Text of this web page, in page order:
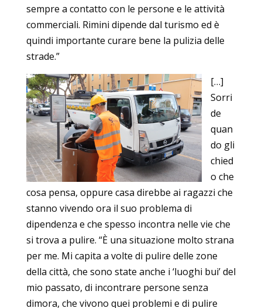
sempre a contatto con le persone e le attività
commerciali. Rimini dipende dal turismo ed è
quindi importante curare bene la pulizia delle
strade.”
[…]
Sorri
de
quan
do gli
chied
o che
cosa pensa, oppure casa direbbe ai ragazzi che
stanno vivendo ora il suo problema di
dipendenza e che spesso incontra nelle vie che
si trova a pulire. “È una situazione molto strana
per me. Mi capita a volte di pulire delle zone
della città, che sono state anche i ‘luoghi bui’ del
mio passato, di incontrare persone senza
dimora, che vivono quei problemi e di pulire